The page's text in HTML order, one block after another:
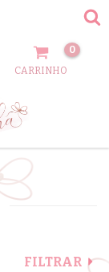
CARRINHO
0
FILTRAR